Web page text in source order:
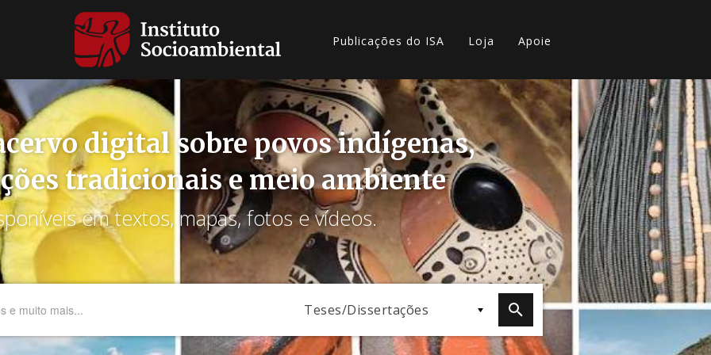
Publicações do ISA Loja Apoie
digital sobre povos indígenas,
tradicionais e meio ambiente
em textos, mapas, fotos e vídeos.
Teses/Dissertações